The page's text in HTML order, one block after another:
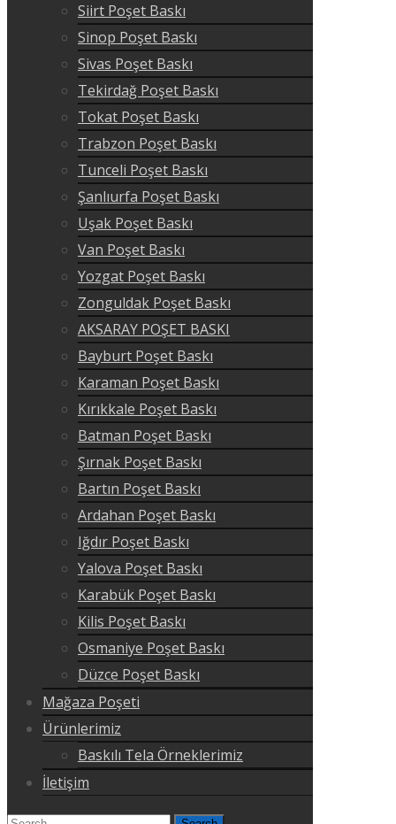
Siirt Poşet Baskı
Sinop Poşet Baskı
Sivas Poşet Baskı
Tekirdağ Poşet Baskı
Tokat Poşet Baskı
Trabzon Poşet Baskı
Tunceli Poşet Baskı
Şanlıurfa Poşet Baskı
Uşak Poşet Baskı
Van Poşet Baskı
Yozgat Poşet Baskı
Zonguldak Poşet Baskı
AKSARAY POŞET BASKI
Bayburt Poşet Baskı
Karaman Poşet Baskı
Kırıkkale Poşet Baskı
Batman Poşet Baskı
Şırnak Poşet Baskı
Bartın Poşet Baskı
Ardahan Poşet Baskı
Iğdır Poşet Baskı
Yalova Poşet Baskı
Karabük Poşet Baskı
Kilis Poşet Baskı
Osmaniye Poşet Baskı
Düzce Poşet Baskı
Mağaza Poşeti
Ürünlerimiz
Baskılı Tela Örneklerimiz
İletişim